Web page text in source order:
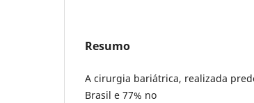
Resumo
A cirurgia bariátrica, realizada
Brasil e 77% no